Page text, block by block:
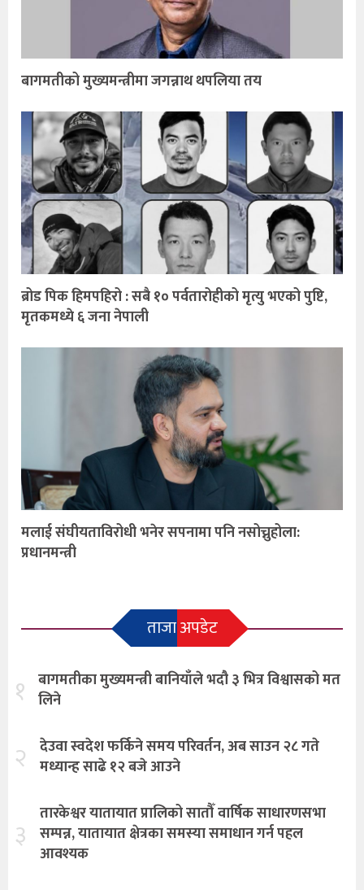
बागमतीको मुख्यमन्त्रीमा जगन्नाथ थपलिया तय
ब्रोड पिक हिमपहिरो : सबै १० पर्वतारोहीको मृत्यु भएको पुष्टि,
मृतकमध्ये ६ जना नेपाली
मलाई संघीयताविरोधी भनेर सपनामा पनि नसोच्नुहोला:
प्रधानमन्त्री
ताजा अपडेट
१ बागमतीका मुख्यमन्त्री बानियाँले भदौ ३ भित्र विश्वासको मत
लिने
२ देउवा स्वदेश फर्किने समय परिवर्तन, अब साउन २८ गते
मध्यान्ह साढे १२ बजे आउने
३
तारकेश्वर यातायात प्रालिको सातौँ वार्षिक साधारणसभा
सम्पन्न, यातायात क्षेत्रका समस्या समाधान गर्न पहल
आवश्यक